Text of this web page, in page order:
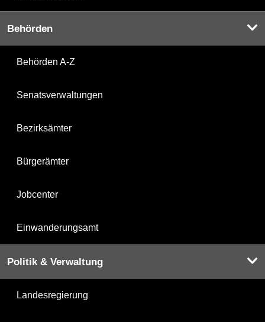
Behörden
Behörden A-Z
Senatsverwaltungen
Bezirksämter
Bürgerämter
Jobcenter
Einwanderungsamt
Politik & Verwaltung
Landesregierung